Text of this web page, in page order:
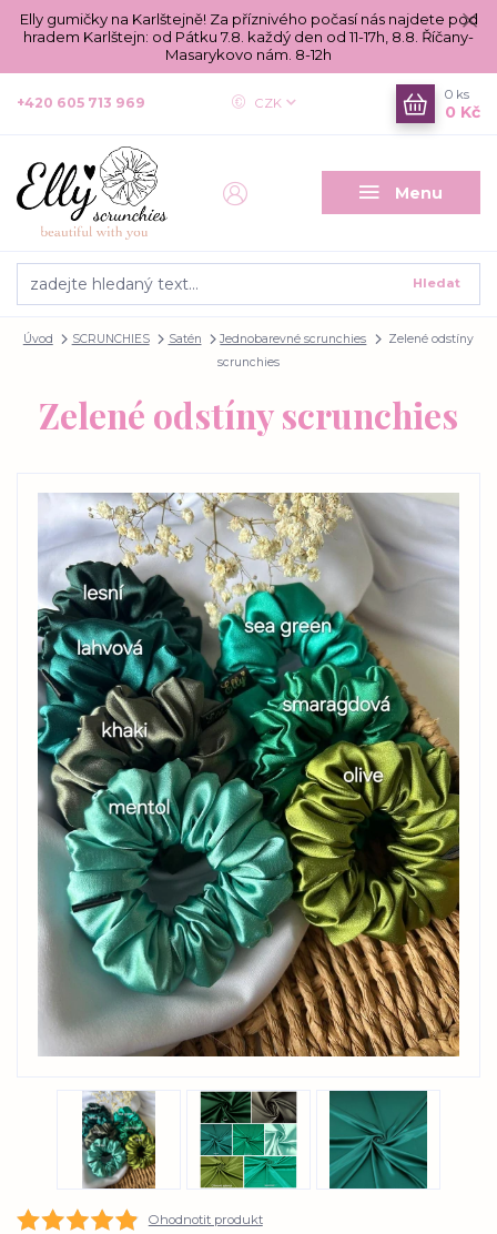
Elly gumičky na Karlštejně! Za příznivého počasí nás najdete pod
hradem Karlštejn: od Pátku 7.8. každý den od 11-17h, 8.8. Říčany-
Masarykovo nám. 8-12h
Menu
CZK
Hledat
+420 605 713 969
0 ks
0 Kč
Úvod SCRUNCHIES Satén Jednobarevné scrunchies
Zelené odstíny
scrunchies
Zelené odstíny scrunchies
Ohodnotit produkt